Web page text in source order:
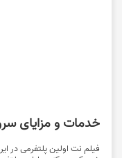
خدمات و مزایای